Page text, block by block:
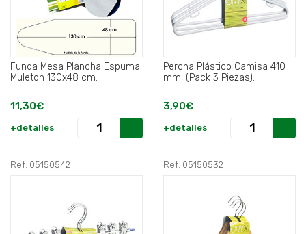
Funda Mesa Plancha Espuma
Muleton 130x48 cm.
11,30€
+detalles
Percha Plástico Camisa 410
mm. (Pack 3 Piezas).
3,90€
+detalles
Ref: 05150542 Ref: 05150532